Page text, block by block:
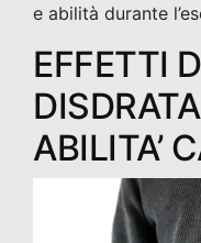
e abilità durante
EFFETTI
ABILITA’